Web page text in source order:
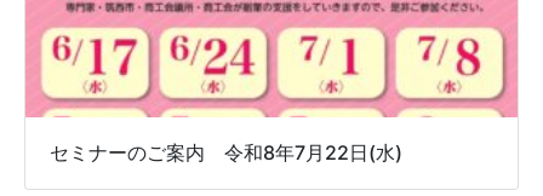
セミナーのご案内 令和8年7月22日(水)